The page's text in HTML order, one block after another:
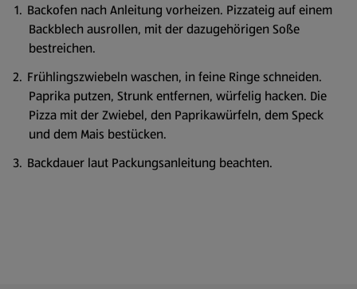
Backofen nach Anleitung vorheizen. Pizzateig auf einem
Backblech ausrollen, mit der dazugehörigen Soße
bestreichen.
Frühlingszwiebeln waschen, in feine Ringe schneiden.
Paprika putzen, Strunk entfernen, würfelig hacken. Die
Pizza mit der Zwiebel, den Paprikawürfeln, dem Speck
und dem Mais bestücken.
Backdauer laut Packungsanleitung beachten.